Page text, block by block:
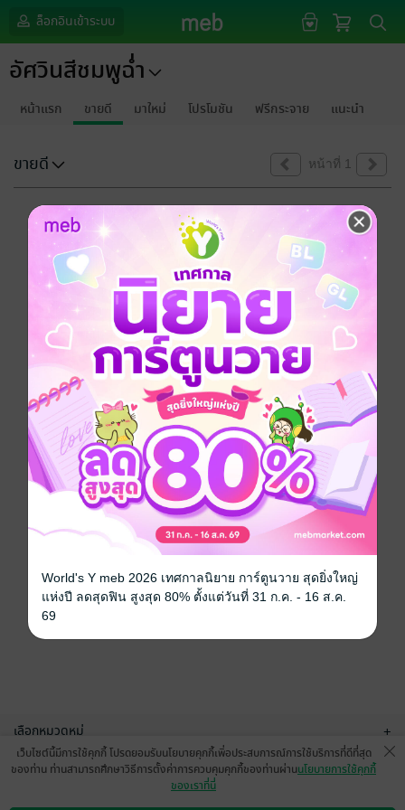
ล็อกอินเข้าระบบ
อัศวินสีชมพูฉ่ำ
หน้าแรก ขายดี มาใหม่ โปรโมชัน ฟรีกระจาย แนะนำ
ขายดี หน้าที่ 1
ขออภัยด้วยนะคะ
ไม่พบข้อมูลในหัวข้อที่คุณกำลังชมค่ะ
เลือกหมวดหมู่ +
บริการช่วยเหลือ
เว็บไซต์นี้มีการใช้คุกกี้ โปรดยอมรับนโยบายคุกกี้เพื่อประสบการณ์การใช้บริการที่ดีที่สุด
ของท่าน ท่านสามารถศึกษาวิธีการตั้งค่าการควบคุมคุกกี้ของท่านผ่านนโยบายการใช้คุกกี้
ของเราที่นี่
World's Y meb 2026 เทศกาลนิยาย การ์ตูนวาย สุดยิ่งใหญ่
แห่งปี ลดสุดฟิน สูงสุด 80% ตั้งแต่วันที่ 31 ก.ค. - 16 ส.ค.
69